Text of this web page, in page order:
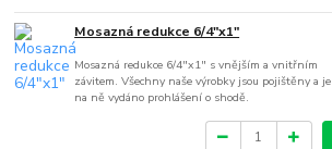
Mosazná redukce 6/4"x1"
Mosazná redukce 6/4"x1" s vnějším a vnitřním
závitem. Všechny naše výrobky jsou pojištěny a je
na ně vydáno prohlášení o shodě.